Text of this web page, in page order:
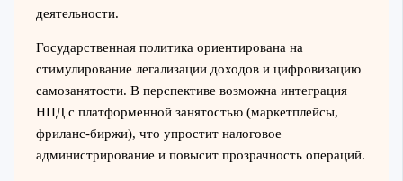
деятельности.
Государственная политика ориентирована на
стимулирование легализации доходов и цифровизацию
самозанятости. В перспективе возможна интеграция
НПД с платформенной занятостью (маркетплейсы,
фриланс-биржи), что упростит налоговое
администрирование и повысит прозрачность операций.